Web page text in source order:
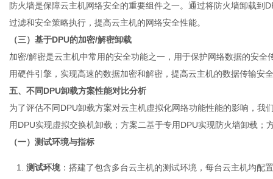
防火墙是保障云主机网络安全的重要组件之一。通过将防火墙卸载到
过滤和安全策略执行，提高云主机的网络安全性能。
（三）基于DPU的加密/解密卸载
加密/解密是云主机中常用的安全功能之一，用于保护网络数据的安
用硬件引擎，实现高速的数据加密和解密，提高云主机的数据传输安
五、不同DPU卸载方案性能对比分析
为了评估不同DPU卸载方案对云主机虚拟化网络功能性能的影响，
用DPU实现虚拟交换机卸载；方案二基于专用DPU实现防火墙卸载；
（一）测试环境与指标
测试环境 ：搭建了包含多台云主机的测试环境，每台云主机均配